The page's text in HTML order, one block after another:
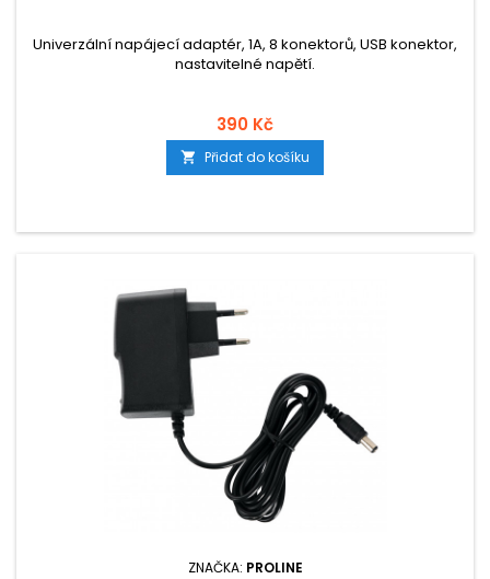
Univerzální napájecí adaptér, 1A, 8 konektorů, USB konektor,
nastavitelné napětí.
390 Kč
 Přidat do košíku
ZNAČKA: PROLINE